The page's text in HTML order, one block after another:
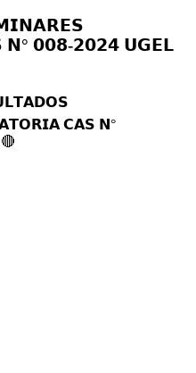
𝟬𝟬𝟴-𝟮𝟬𝟮𝟰 𝗨𝗚𝗘𝗟
𝗖𝗔𝗦 𝗡°